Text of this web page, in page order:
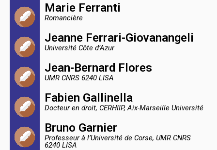
Marie Ferranti
Romancière
Jeanne Ferrari-Giovanangeli
Université Côte d’Azur
Jean-Bernard Flores
UMR CNRS 6240 LISA
Fabien Gallinella
Docteur en droit, CERHIIP, Aix-Marseille Université
Bruno Garnier
Professeur à l’Université de Corse, UMR CNRS
6240 LISA